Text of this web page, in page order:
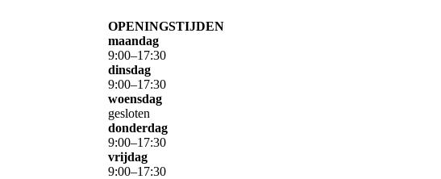
OPENINGSTIJDEN
maandag
9:00–17:30
dinsdag
9:00–17:30
woensdag
gesloten
donderdag
9:00–17:30
vrijdag
9:00–17:30